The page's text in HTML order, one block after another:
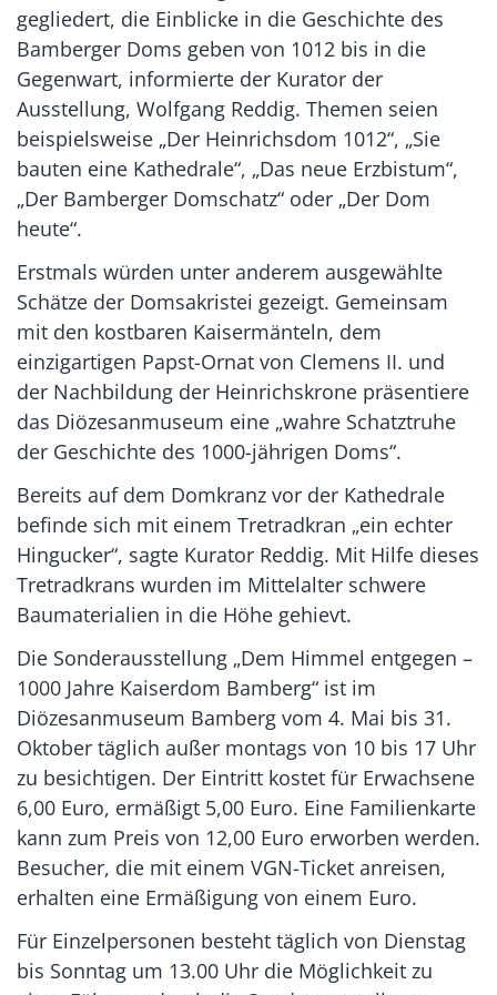
gegliedert, die Einblicke in die Geschichte des
Bamberger Doms geben von 1012 bis in die
Gegenwart, informierte der Kurator der
Ausstellung, Wolfgang Reddig. Themen seien
beispielsweise „Der Heinrichsdom 1012“, „Sie
bauten eine Kathedrale“, „Das neue Erzbistum“,
„Der Bamberger Domschatz“ oder „Der Dom
heute“.
Erstmals würden unter anderem ausgewählte
Schätze der Domsakristei gezeigt. Gemeinsam
mit den kostbaren Kaisermänteln, dem
einzigartigen Papst-Ornat von Clemens II. und
der Nachbildung der Heinrichskrone präsentiere
das Diözesanmuseum eine „wahre Schatztruhe
der Geschichte des 1000-jährigen Doms“.
Bereits auf dem Domkranz vor der Kathedrale
befinde sich mit einem Tretradkran „ein echter
Hingucker“, sagte Kurator Reddig. Mit Hilfe dieses
Tretradkrans wurden im Mittelalter schwere
Baumaterialien in die Höhe gehievt.
Die Sonderausstellung „Dem Himmel entgegen –
1000 Jahre Kaiserdom Bamberg“ ist im
Diözesanmuseum Bamberg vom 4. Mai bis 31.
Oktober täglich außer montags von 10 bis 17 Uhr
zu besichtigen. Der Eintritt kostet für Erwachsene
6,00 Euro, ermäßigt 5,00 Euro. Eine Familienkarte
kann zum Preis von 12,00 Euro erworben werden.
Besucher, die mit einem VGN-Ticket anreisen,
erhalten eine Ermäßigung von einem Euro.
Für Einzelpersonen besteht täglich von Dienstag
bis Sonntag um 13.00 Uhr die Möglichkeit zu